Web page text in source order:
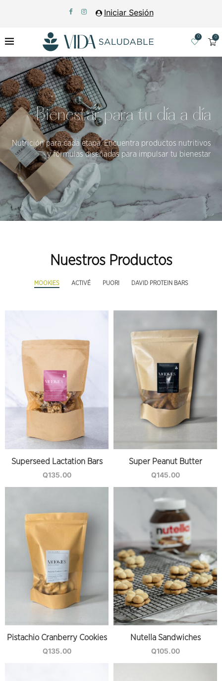
Iniciar Sesión
0
0
Bienestar para tu día a día
Nutrición para cada etapa. Encuentra productos nutritivos
y fórmulas diseñadas para impulsar tu bienestar
Nuestros Productos
MOOKIES ACTIVÉ PUORI DAVID PROTEIN BARS
Superseed Lactation Bars
Q135.00
Super Peanut Butter
Q145.00
Pistachio Cranberry Cookies
Q135.00
Nutella Sandwiches
Q105.00